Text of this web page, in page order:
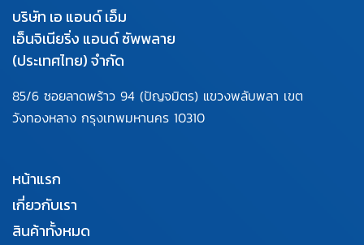
บริษัท เอ แอนด์ เอ็ม
เอ็นจิเนียริ่ง แอนด์ ซัพพลาย
(ประเทศไทย) จำกัด
85/6 ซอยลาดพร้าว 94 (ปัญจมิตร) แขวงพลับพลา เขต
วังทองหลาง กรุงเทพมหานคร 10310
หน้าแรก
เกี่ยวกับเรา
สินค้าทั้งหมด